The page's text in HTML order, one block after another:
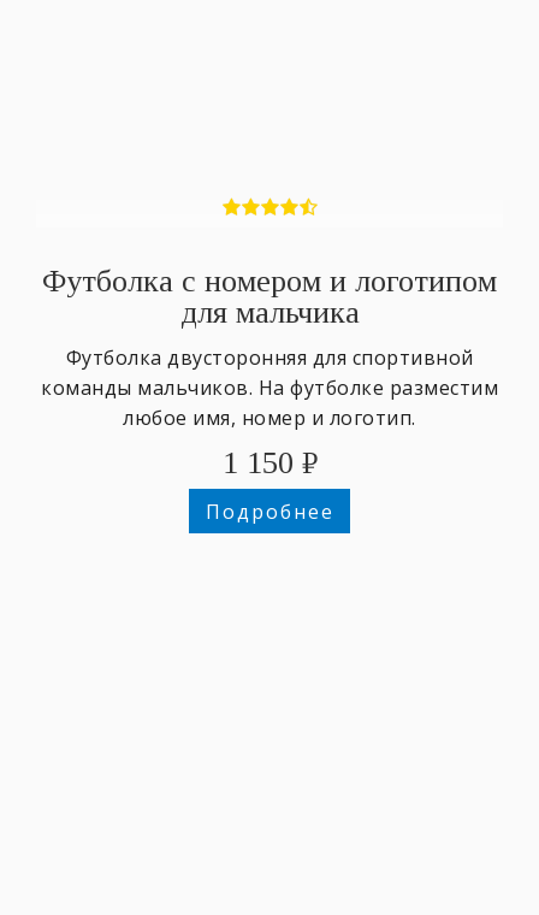
Футболка с номером и логотипом
для мальчика
Футболка двусторонняя для спортивной
команды мальчиков. На футболке разместим
любое имя, номер и логотип.
1 150 ₽
Подробнее